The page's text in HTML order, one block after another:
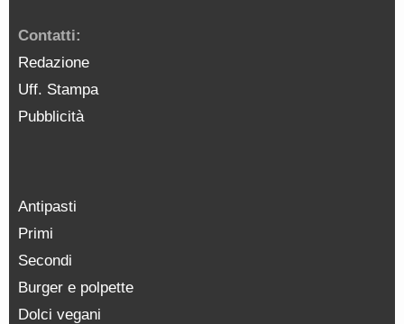
Contatti:
Redazione
Uff. Stampa
Pubblicità
Antipasti
Primi
Secondi
Burger e polpette
Dolci vegani